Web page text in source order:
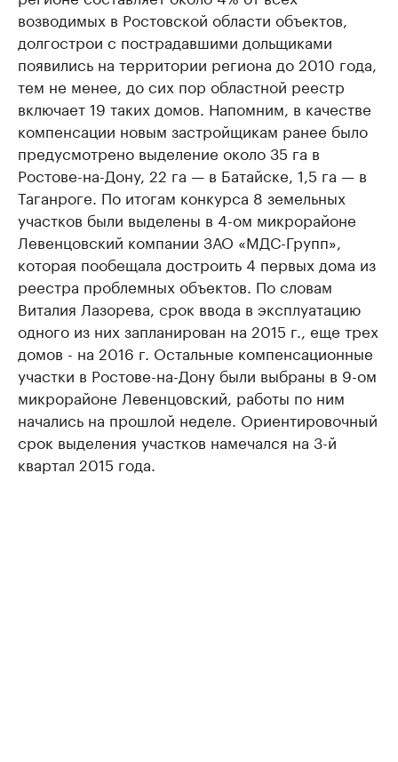
возводимых в Ростовской области объектов,
долгострои с пострадавшими дольщиками
появились на территории региона до 2010 года,
тем не менее, до сих пор областной реестр
включает 19 таких домов. Напомним, в качестве
компенсации новым застройщикам ранее было
предусмотрено выделение около 35 га в
Ростове-на-Дону, 22 га — в Батайске, 1,5 га — в
Таганроге. По итогам конкурса 8 земельных
участков были выделены в 4-ом микрорайоне
Левенцовский компании ЗАО «МДС-Групп»,
которая пообещала достроить 4 первых дома из
реестра проблемных объектов. По словам
Виталия Лазорева, срок ввода в эксплуатацию
одного из них запланирован на 2015 г., еще трех
домов - на 2016 г. Остальные компенсационные
участки в Ростове-на-Дону были выбраны в 9-ом
микрорайоне Левенцовский, работы по ним
начались на прошлой неделе. Ориентировочный
срок выделения участков намечался на 3-й
квартал 2015 года.